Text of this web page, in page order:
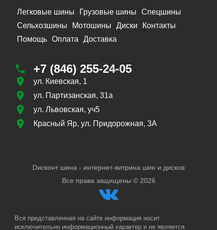
Легковые шины Грузовые шины
Спецшины
Сельхозшины
Мотошины Диски
Контакты
Помощь Оплата Доставка
+7 (846) 255-24-05
ул. Киевская, 1
ул. Партизанская, 31а
ул. Львовская, уч5
Красный Яр, ул. Придорожная, 3А
Dисконт шина - интернет-витрина шин и дисков
Все права защищены © 2026
Вся представленная на сайте информация носит
исключительно информационный характер и не является